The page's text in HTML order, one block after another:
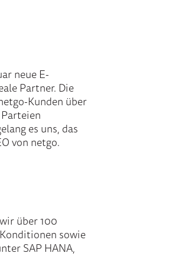
neue E-
Partner. Die
Kunden über
es uns, das
von netgo.
über 100
sowie
SAP HANA,